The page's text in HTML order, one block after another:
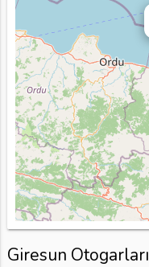
Giresun Otogarları